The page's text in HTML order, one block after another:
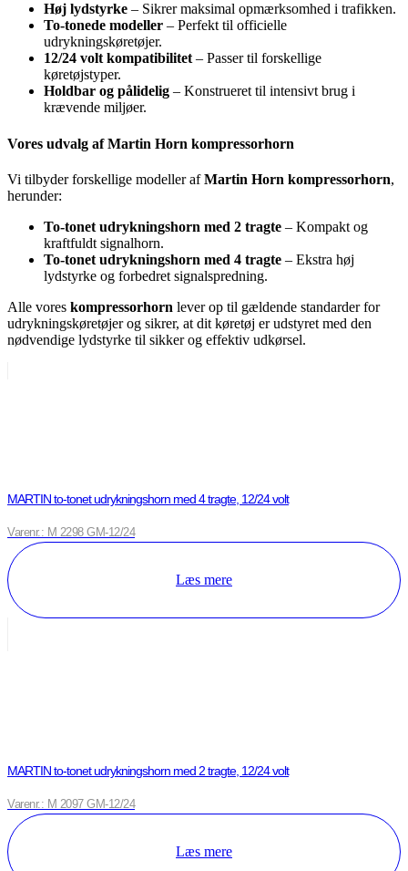
Høj lydstyrke – Sikrer maksimal opmærksomhed i trafikken.
To-tonede modeller – Perfekt til officielle
udrykningskøretøjer.
12/24 volt kompatibilitet– Passer til forskellige
køretøjstyper.
Holdbar og pålidelig – Konstrueret til intensivt brug i
krævende miljøer.
Vores udvalg af Martin Horn kompressorhorn
Vi tilbyder forskellige modeller afMartin Horn kompressorhorn,
herunder:
To-tonet udrykningshorn med 2 tragte – Kompakt og
kraftfuldt signalhorn.
To-tonet udrykningshorn med 4 tragte – Ekstra høj
lydstyrke og forbedret signalspredning.
Alle vores kompressorhorn lever op til gældende standarder for
udrykningskøretøjer og sikrer, at dit køretøj er udstyret med den
nødvendige lydstyrke til sikker og effektiv udkørsel.
MARTIN to-tonet udrykningshorn med 4 tragte, 12/24 volt
Varenr.: M 2298 GM-12/24
Læs mere
MARTIN to-tonet udrykningshorn med 2 tragte, 12/24 volt
Varenr.: M 2097 GM-12/24
Læs mere